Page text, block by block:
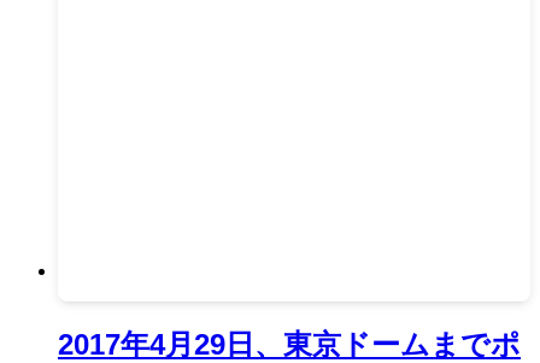
2017年4月29日、東京ドームまでポ